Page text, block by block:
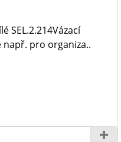
SEL.2.214Vázací
např. pro organiza..